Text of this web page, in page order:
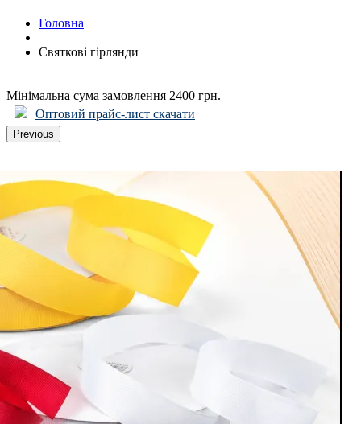
Головна
Cвяткові гірлянди
Мінімальна сума замовлення 2400 грн.
Оптовий прайс-лист скачати
Previous